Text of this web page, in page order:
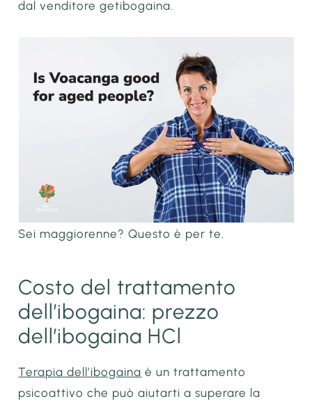
dal venditore getibogaina.
Sei maggiorenne? Questo è per te.
Costo del trattamento
dell’ibogaina: prezzo
dell’ibogaina HCl
Terapia dell’ibogaina è un trattamento
psicoattivo che può aiutarti a superare la